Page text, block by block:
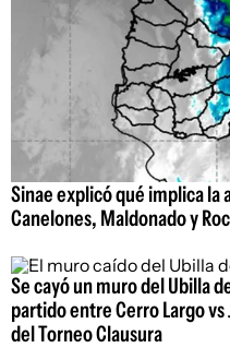
Sinae explicó qué implica la
Canelones, Maldonado y
Se cayó un muro del Ubilla
partido entre Cerro Largo
del Torneo Clausura